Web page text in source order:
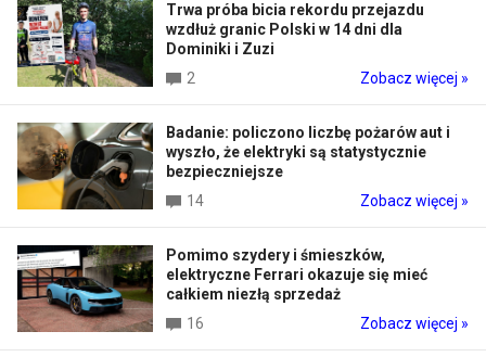
Trwa próba bicia rekordu przejazdu
wzdłuż granic Polski w 14 dni dla
Dominiki i Zuzi
2
Zobacz więcej »
Badanie: policzono liczbę pożarów aut i
wyszło, że elektryki są statystycznie
bezpieczniejsze
14
Zobacz więcej »
Pomimo szydery i śmieszków,
elektryczne Ferrari okazuje się mieć
całkiem niezłą sprzedaż
16
Zobacz więcej »